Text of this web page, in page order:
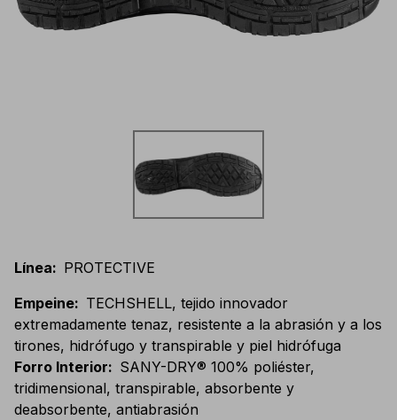
Línea: PROTECTIVE
Empeine: TECHSHELL, tejido innovador
extremadamente tenaz, resistente a la abrasión y a los
tirones, hidrófugo y transpirable y piel hidrófuga
Forro Interior: SANY-DRY® 100% poliéster,
tridimensional, transpirable, absorbente y
deabsorbente, antiabrasión